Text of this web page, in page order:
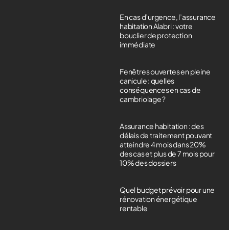
En cas d’urgence, l’assurance
habitation Alabri : votre
bouclier de protection
immédiate
Fenêtres ouvertes en pleine
canicule : quelles
conséquences en cas de
cambriolage ?
Assurance habitation : des
délais de traitement pouvant
atteindre 4 mois dans 20%
des cas et plus de 7 mois pour
10% des dossiers
Quel budget prévoir pour une
rénovation énergétique
rentable